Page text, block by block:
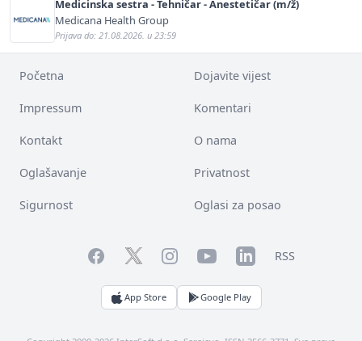
Medicinska sestra - Tehničar - Anestetičar (m/ž)
Medicana Health Group
Prijava do: 21.08.2026. u 23:59
Početna Dojavite vijest
Impressum Komentari
Kontakt O nama
Oglašavanje Privatnost
Sigurnost Oglasi za posao
FacebookTwitterInstagramYouTubeLinkedInRSS
App Store Google Play